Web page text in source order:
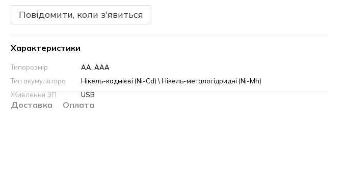
Повідомити, коли з'явиться
Характеристики
Типорозмір
AA, AAA
Тип акумулятора
Нікель-кадмієві (Ni-Cd) \ Нікель-металогідридні (Ni-Mh)
Живлення ЗП
USB
Доставка Оплата